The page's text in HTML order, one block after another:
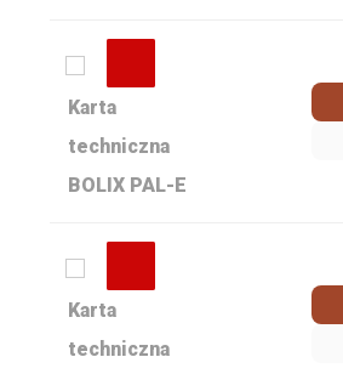
Karta
techniczna
BOLIX PAL-E
Karta
techniczna